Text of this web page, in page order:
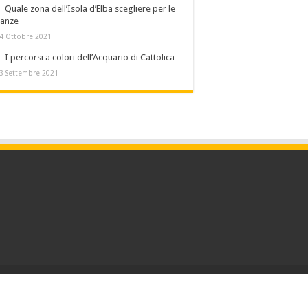
Quale zona dell’Isola d’Elba scegliere per le
Ottobre 2021
I percorsi a colori dell’Acquario di Cattolica
Settembre 2021